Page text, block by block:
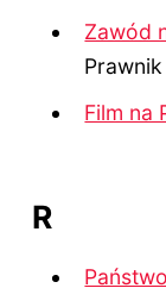
Zawód
Prawnik
Film na
R